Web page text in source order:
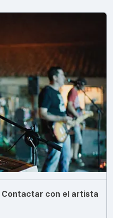
Contactar con el artista